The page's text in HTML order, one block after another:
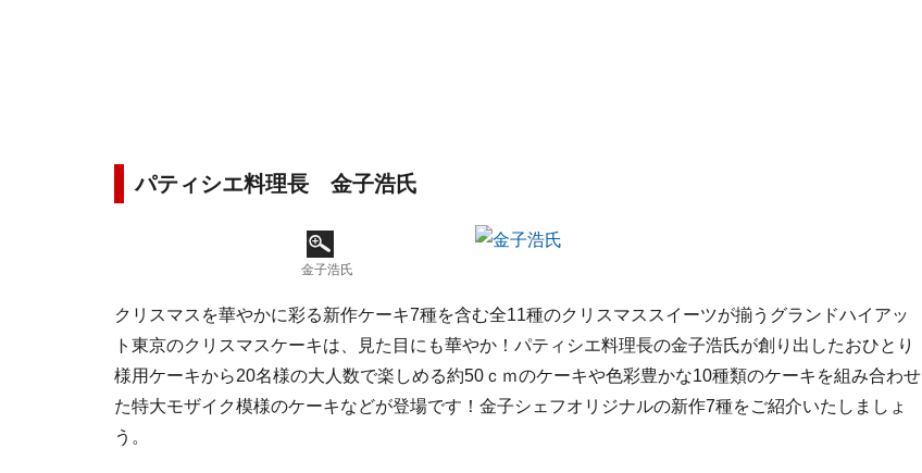
パティシエ料理長 金子浩氏
金子浩氏
クリスマスを華やかに彩る新作ケーキ7種を含む全11種のクリスマススイーツが揃うグランドハイアッ
ト東京のクリスマスケーキは、見た目にも華やか！パティシエ料理長の金子浩氏が創り出したおひとり
様用ケーキから20名様の大人数で楽しめる約50ｃｍのケーキや色彩豊かな10種類のケーキを組み合わせ
た特大モザイク模様のケーキなどが登場です！金子シェフオリジナルの新作7種をご紹介いたしましょ
う。